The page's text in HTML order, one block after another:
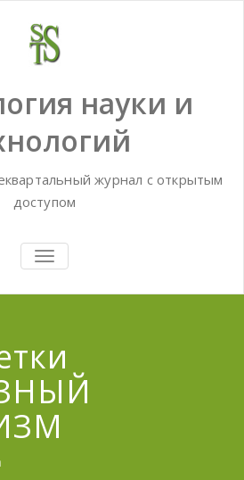
науки и
журнал с открытым
доступом
TOGGLE
NAVIGATION